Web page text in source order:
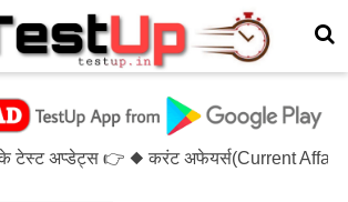
अप्डेट्स 👉 ◆ करंट अफेयर्स(Current Affairs)-